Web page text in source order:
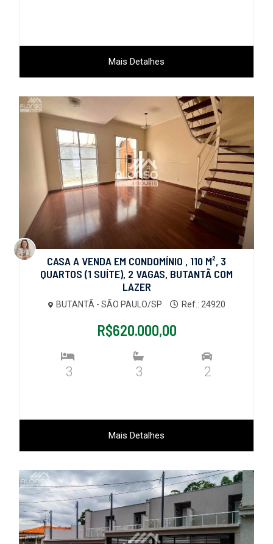
Mais Detalhes
CASA A VENDA EM CONDOMÍNIO , 110 M², 3
QUARTOS (1 SUÍTE), 2 VAGAS, BUTANTÃ COM
LAZER
BUTANTÃ - SÃO PAULO/SP Ref.: 24920
R$620.000,00
3 3 2
Mais Detalhes